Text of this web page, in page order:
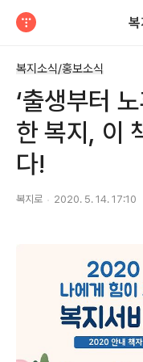
복지소식/홍보소식
‘출생부터
한 복지, 이
다!
복지로 2020. 5. 14. 17:10